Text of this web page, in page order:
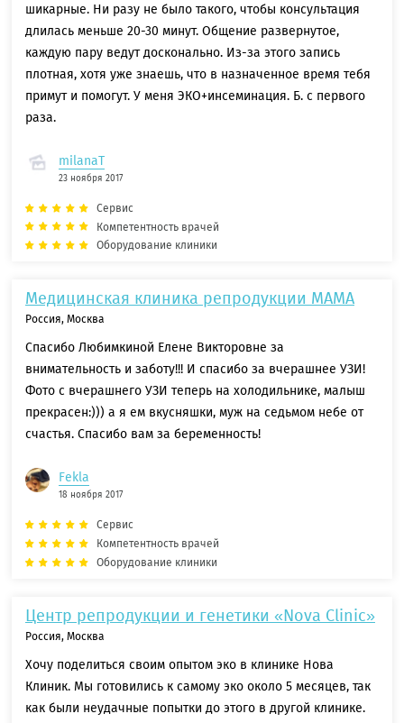
шикарные. Ни разу не было такого, чтобы консультация
длилась меньше 20-30 минут. Общение развернутое,
каждую пару ведут досконально. Из-за этого запись
плотная, хотя уже знаешь, что в назначенное время тебя
примут и помогут. У меня ЭКО+инсеминация. Б. с первого
раза.
milanaT
23 ноября 2017
Сервис
Компетентность врачей
Оборудование клиники
Медицинская клиника репродукции МАМА
Россия, Москва
Спасибо Любимкиной Елене Викторовне за
внимательность и заботу!!! И спасибо за вчерашнее УЗИ!
Фото с вчерашнего УЗИ теперь на холодильнике, малыш
прекрасен:))) а я ем вкусняшки, муж на седьмом небе от
счастья. Спасибо вам за беременность!
Fekla
18 ноября 2017
Сервис
Компетентность врачей
Оборудование клиники
Центр репродукции и генетики «Nova Clinic»
Россия, Москва
Хочу поделиться своим опытом эко в клинике Нова
Клиник. Мы готовились к самому эко около 5 месяцев, так
как были неудачные попытки до этого в другой клинике.